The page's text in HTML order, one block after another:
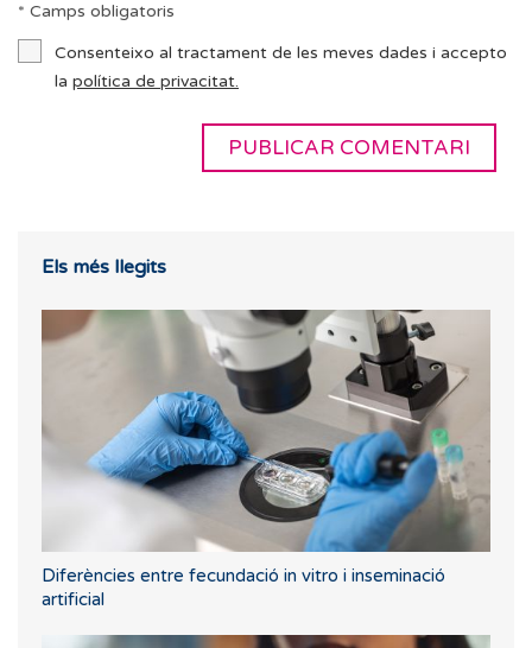
* Camps obligatoris
Consenteixo al tractament de les meves dades i accepto
la política de privacitat.
Els més llegits
Diferències entre fecundació in vitro i inseminació
artificial